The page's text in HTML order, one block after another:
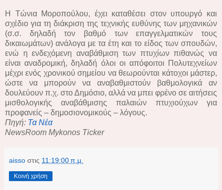
Η Τώνια Μοροπούλου, έχει καταθέσει στον υπουργό και
σχέδιο για τη διάκριση της τεχνικής ευθύνης των μηχανικών
(σ.σ. δηλαδή τον βαθμό των επαγγελματικών τους
δικαιωμάτων) ανάλογα με τα έτη και το είδος των σπουδών,
ενώ η ενδεχόμενη αναβάθμιση των πτυχίων πιθανώς να
είναι αναδρομική, δηλαδή όλοι οι απόφοιτοι Πολυτεχνείων
μέχρι ενός χρονικού σημείου να θεωρούνται κάτοχοι μάστερ,
ώστε να μπορούν να αναβαθμιστούν βαθμολογικά αν
δουλεύουν π.χ. στο Δημόσιο, αλλά να μπει φρένο σε αιτήσεις
μισθολογικής αναβάθμισης παλαιών πτυχιούχων για
προφανείς – δημοσιονομικούς – λόγους.
Πηγή: Τα Νέα
NewsRoom Mykonos Ticker
aisso στις 11:19:00 π.μ.
Κοινή χρήση